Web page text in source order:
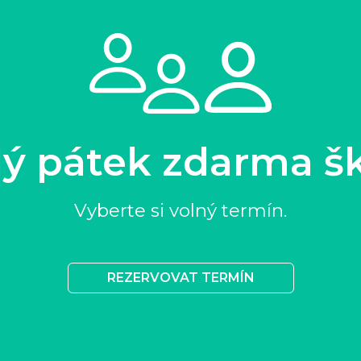
pátek zdarma
Vyberte si volný termín.
REZERVOVAT TERMÍN